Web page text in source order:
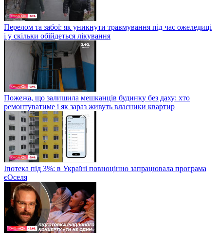
Перелом та забої: як уникнути травмування під час ожеледиці
і у скільки обійдеться лікування
Пожежа, що залишила мешканців будинку без даху: хто
ремонтуватиме і як зараз живуть власники квартир
Іпотека під 3%: в Україні повноцінно запрацювала програма
єОселя